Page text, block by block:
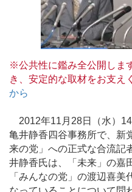
※公共性に鑑み全公開しま
き、安定的な取材をお支え
から
2012年11月28日（水）
亀井静香四谷事務所で、新
来の党」への正式な合流記
井静香氏は、「未来」の嘉
「みんなの党」の渡辺喜